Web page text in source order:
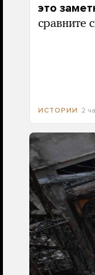
это
сравните
ИСТОРИИ 2